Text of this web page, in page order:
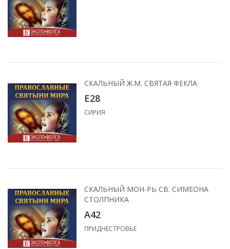
СКАЛЬНЫЙ Ж.М. СВЯТАЯ ФЕКЛА
Е28
СИРИЯ
СКАЛЬНЫЙ МОН-РЬ СВ. СИМЕОНА
СТОЛПНИКА
А42
ПРИДНЕСТРОВЬЕ